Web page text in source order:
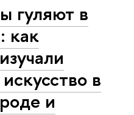
гуляют в
как
в
и